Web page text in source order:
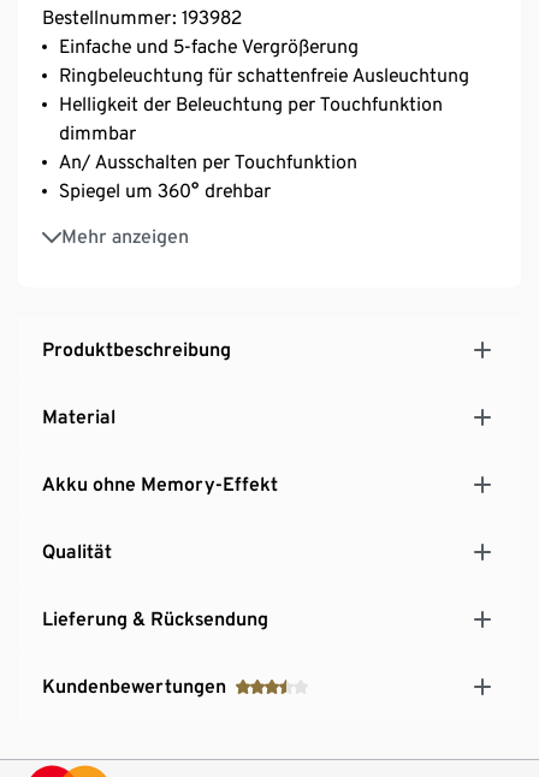
Bestellnummer: 193982
Einfache und 5-fache Vergrößerung
Ringbeleuchtung für schattenfreie Ausleuchtung
Helligkeit der Beleuchtung per Touchfunktion
dimmbar
An/ Ausschalten per Touchfunktion
Spiegel um 360° drehbar
Mehr anzeigen
Aufladbar per USB
Spiegelfläche ca. 13,5 x 16,5 cm
Produktbeschreibung
Material
Akku ohne Memory-Effekt
Qualität
Lieferung & Rücksendung
Kundenbewertungen